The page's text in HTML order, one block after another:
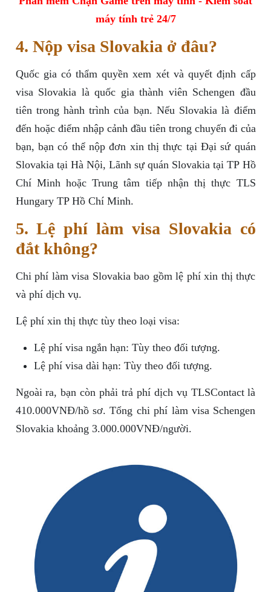
máy tính trẻ 24/7
4. Nộp visa Slovakia ở đâu?
Quốc gia có thẩm quyền xem xét và quyết định cấp
visa Slovakia là quốc gia thành viên Schengen đầu
tiên trong hành trình của bạn. Nếu Slovakia là điểm
đến hoặc điểm nhập cảnh đầu tiên trong chuyến đi của
bạn, bạn có thể nộp đơn xin thị thực tại Đại sứ quán
Slovakia tại Hà Nội, Lãnh sự quán Slovakia tại TP Hồ
Chí Minh hoặc Trung tâm tiếp nhận thị thực TLS
Hungary TP Hồ Chí Minh.
5. Lệ phí làm visa Slovakia có
đắt không?
Chi phí làm visa Slovakia bao gồm lệ phí xin thị thực
và phí dịch vụ.
Lệ phí xin thị thực tùy theo loại visa:
Lệ phí visa ngắn hạn: Tùy theo đối tượng.
Lệ phí visa dài hạn: Tùy theo đối tượng.
Ngoài ra, bạn còn phải trả phí dịch vụ TLSContact là
410.000VNĐ/hồ sơ. Tổng chi phí làm visa Schengen
Slovakia khoảng 3.000.000VNĐ/người.